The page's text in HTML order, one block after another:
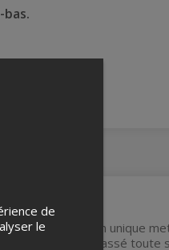
un jeu d'évasion unique
ayant passé toute
de
le